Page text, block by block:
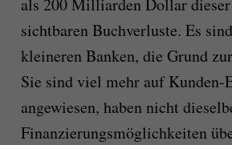
als 200 Milliarden Dollar
sichtbaren Buchverluste. Es
kleineren Banken, die Grund
Sie sindviel mehr auf Kunden-
angewiesen, haben nicht
Finanzierungsmöglichkeiten